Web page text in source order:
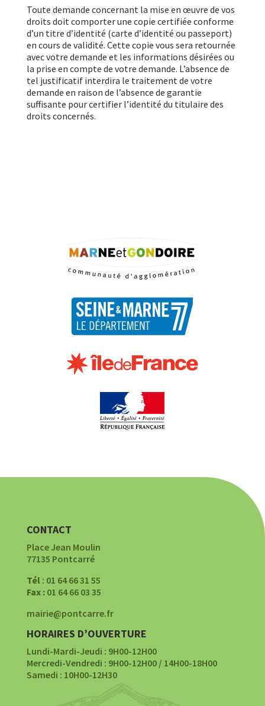
Toute demande concernant la mise en œuvre de vos
droits doit comporter une copie certifiée conforme
d’un titre d’identité (carte d’identité ou passeport)
en cours de validité. Cette copie vous sera retournée
avec votre demande et les informations désirées ou
la prise en compte de votre demande. L’absence de
tel justificatif interdira le traitement de votre
demande en raison de l’absence de garantie
suffisante pour certifier l’identité du titulaire des
droits concernés.
CONTACT
Place Jean Moulin
77135 Pontcarré
Tél: 01 64 66 31 55
Fax :01 64 66 03 35
mairie@pontcarre.fr
HORAIRES D’OUVERTURE
Lundi-Mardi-Jeudi : 9H00-12H00
Mercredi-Vendredi : 9H00-12H00 / 14H00-18H00
Samedi : 10H00-12H30